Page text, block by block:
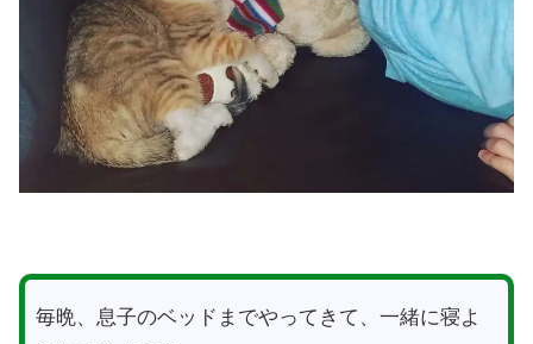
毎晩、息子のベッドまでやってきて、一緒に寝よ